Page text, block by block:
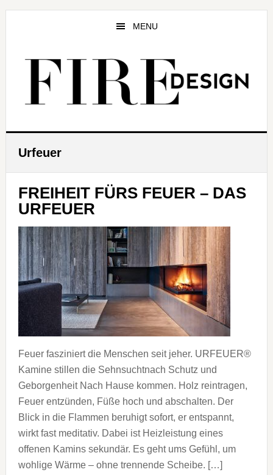
MENU
Urfeuer
FREIHEIT FÜRS FEUER – DAS
URFEUER
Feuer fasziniert die Menschen seit jeher. URFEUER®
Kamine stillen die Sehnsuchtnach Schutz und
Geborgenheit Nach Hause kommen. Holz reintragen,
Feuer entzünden, Füße hoch und abschalten. Der
Blick in die Flammen beruhigt sofort, er entspannt,
wirkt fast meditativ. Dabei ist Heizleistung eines
offenen Kamins sekundär. Es geht ums Gefühl, um
wohlige Wärme – ohne trennende Scheibe. […]